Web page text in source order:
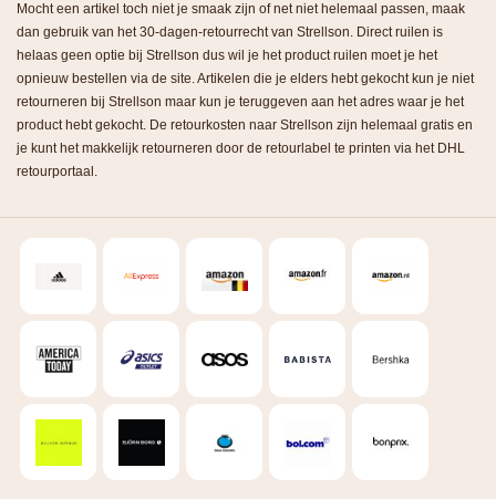
Mocht een artikel toch niet je smaak zijn of net niet helemaal passen, maak
dan gebruik van het 30-dagen-retourrecht van Strellson. Direct ruilen is
helaas geen optie bij Strellson dus wil je het product ruilen moet je het
opnieuw bestellen via de site. Artikelen die je elders hebt gekocht kun je niet
retourneren bij Strellson maar kun je teruggeven aan het adres waar je het
product hebt gekocht. De retourkosten naar Strellson zijn helemaal gratis en
je kunt het makkelijk retourneren door de retourlabel te printen via het DHL
retourportaal.